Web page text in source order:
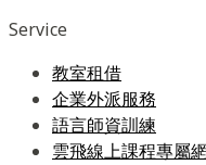
Service
教室租借
企業外派服務
語言師資訓練
雲飛線上課程專屬